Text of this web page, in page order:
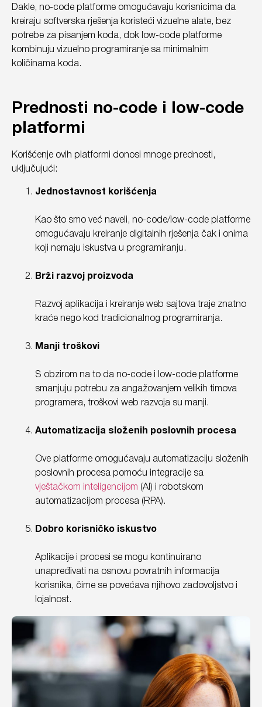
Dakle, no-code platforme omogućavaju korisnicima da
kreiraju softverska rješenja koristeći vizuelne alate, bez
potrebe za pisanjem koda, dok low-code platforme
kombinuju vizuelno programiranje sa minimalnim
količinama koda.
Prednosti no-code i low-code
platformi
Korišćenje ovih platformi donosi mnoge prednosti,
uključujući:
Jednostavnost korišćenja
Kao što smo već naveli, no-code/low-code platforme
omogućavaju kreiranje digitalnih rješenja čak i onima
koji nemaju iskustva u programiranju.
Brži razvoj proizvoda
Razvoj aplikacija i kreiranje web sajtova traje znatno
kraće nego kod tradicionalnog programiranja.
Manji troškovi
S obzirom na to da no-code i low-code platforme
smanjuju potrebu za angažovanjem velikih timova
programera, troškovi web razvoja su manji.
Automatizacija složenih poslovnih procesa
Ove platforme omogućavaju automatizaciju složenih
poslovnih procesa pomoću integracije sa
vještačkom inteligencijom (AI) i robotskom
automatizacijom procesa (RPA).
Dobro korisničko iskustvo
Aplikacije i procesi se mogu kontinuirano
unapređivati na osnovu povratnih informacija
korisnika, čime se povećava njihovo zadovoljstvo i
lojalnost.